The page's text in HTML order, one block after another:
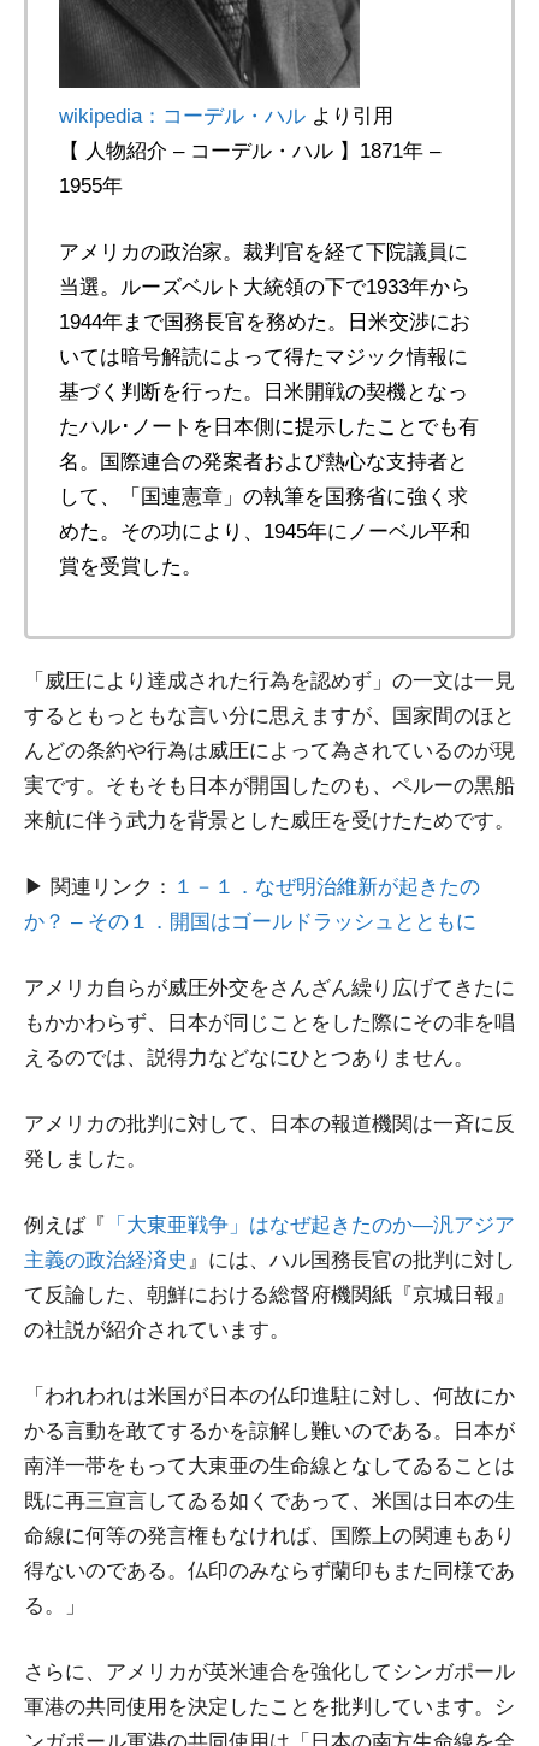
wikipedia：コーデル・ハルより引用
【 人物紹介 – コーデル・ハル 】1871年 –
1955年
アメリカの政治家。裁判官を経て下院議員に
当選。ルーズベルト大統領の下で1933年から
1944年まで国務長官を務めた。日米交渉にお
いては暗号解読によって得たマジック情報に
基づく判断を行った。日米開戦の契機となっ
たハル･ノートを日本側に提示したことでも有
名。国際連合の発案者および熱心な支持者と
して、「国連憲章」の執筆を国務省に強く求
めた。その功により、1945年にノーベル平和
賞を受賞した。
「威圧により達成された行為を認めず」の一文は一見
するともっともな言い分に思えますが、国家間のほと
んどの条約や行為は威圧によって為されているのが現
実です。そもそも日本が開国したのも、ペルーの黒船
来航に伴う武力を背景とした威圧を受けたためです。
▶ 関連リンク： １－１．なぜ明治維新が起きたの
か？ – その１．開国はゴールドラッシュとともに
アメリカ自らが威圧外交をさんざん繰り広げてきたに
もかかわらず、日本が同じことをした際にその非を唱
えるのでは、説得力などなにひとつありません。
アメリカの批判に対して、日本の報道機関は一斉に反
発しました。
例えば『
「大東亜戦争」はなぜ起きたのか―汎アジア
主義の政治経済史 』には、ハル国務長官の批判に対し
て反論した、朝鮮における総督府機関紙『京城日報』
の社説が紹介されています。
「われわれは米国が日本の仏印進駐に対し、何故にか
かる言動を敢てするかを諒解し難いのである。日本が
南洋一帯をもって大東亜の生命線となしてゐることは
既に再三宣言してゐる如くであって、米国は日本の生
命線に何等の発言権もなければ、国際上の関連もあり
得ないのである。仏印のみならず蘭印もまた同様であ
る。」
さらに、アメリカが英米連合を強化してシンガポール
軍港の共同使用を決定したことを批判しています。シ